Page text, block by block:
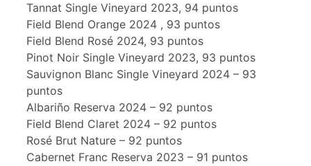
Tannat Single Vineyard 2023, 94 puntos
Field Blend Orange 2024 , 93 puntos
Field Blend Rosé 2024, 93 puntos
Pinot Noir Single Vineyard 2023, 93 puntos
Sauvignon Blanc Single Vineyard 2024 – 93
puntos
Albariño Reserva 2024 – 92 puntos
Field Blend Claret 2024 – 92 puntos
Rosé Brut Nature – 92 puntos
Cabernet Franc Reserva 2023 – 91 puntos